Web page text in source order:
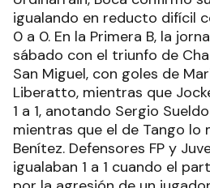
igualando en reducto difícil
0 a 0. En la Primera B, la
sábado con el triunfo de
San Miguel, con goles de
Liberatto, mientras que
1 a 1, anotando Sergio
mientras que el de Tango lo
Benítez. Defensores FP y
igualaban 1 a 1 cuando el